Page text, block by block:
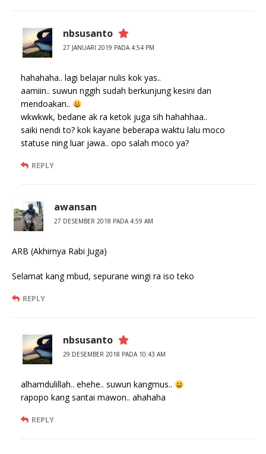
nbsusanto
27 JANUARI 2019 PADA 4:54 PM
hahahaha.. lagi belajar nulis kok yas..
aamiin.. suwun nggih sudah berkunjung kesini dan
mendoakan..
wkwkwk, bedane ak ra ketok juga sih hahahhaa..
saiki nendi to? kok kayane beberapa waktu lalu moco
statuse ning luar jawa.. opo salah moco ya?
REPLY
awansan
27 DESEMBER 2018 PADA 4:59 AM
ARB (Akhirnya Rabi Juga)
Selamat kang mbud, sepurane wingi ra iso teko
REPLY
nbsusanto
29 DESEMBER 2018 PADA 10:43 AM
alhamdulillah.. ehehe.. suwun kangmus..
rapopo kang santai mawon.. ahahaha
REPLY